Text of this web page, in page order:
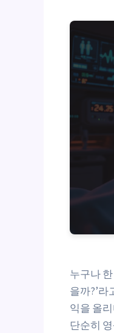
누구나
을까?’라
익을 올
단순히